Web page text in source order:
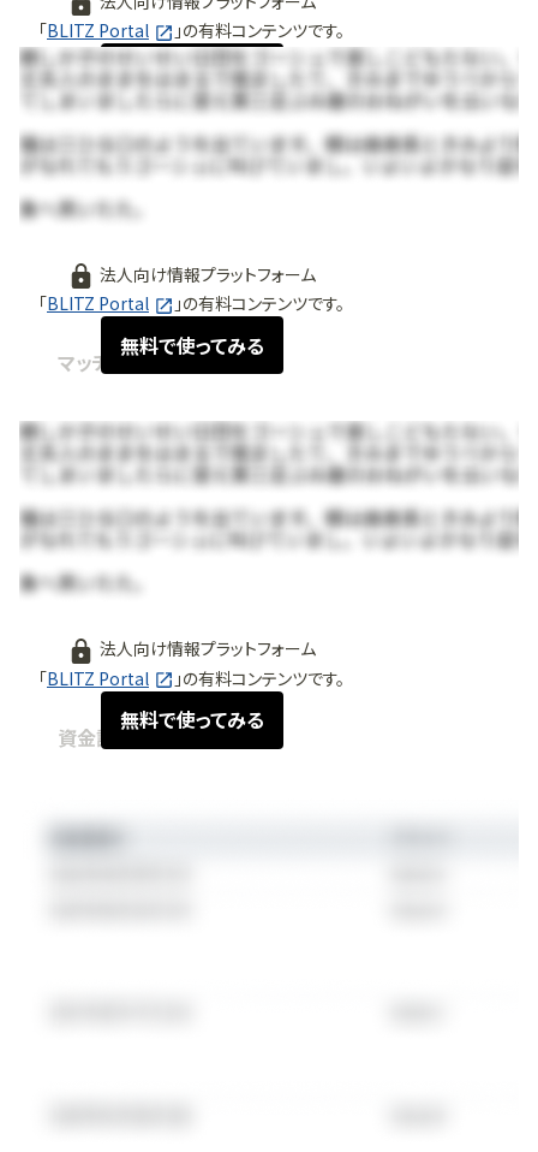
「BLITZ Portal 」の有料コンテンツです。
無料で使ってみる
法人向け情報プラットフォーム
「BLITZ Portal 」の有料コンテンツです。
無料で使ってみる
マッチング情報
法人向け情報プラットフォーム
「BLITZ Portal 」の有料コンテンツです。
無料で使ってみる
資金調達情報